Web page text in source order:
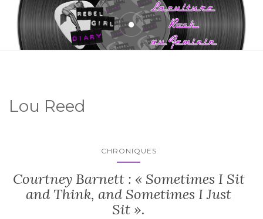
Lou Reed
CHRONIQUES
Courtney Barnett : « Sometimes I Sit
and Think, and Sometimes I Just
Sit ».